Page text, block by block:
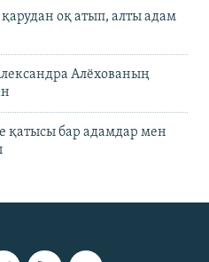
оқ атып, алты адам
Алёхованың
қатысы бар адамдар мен